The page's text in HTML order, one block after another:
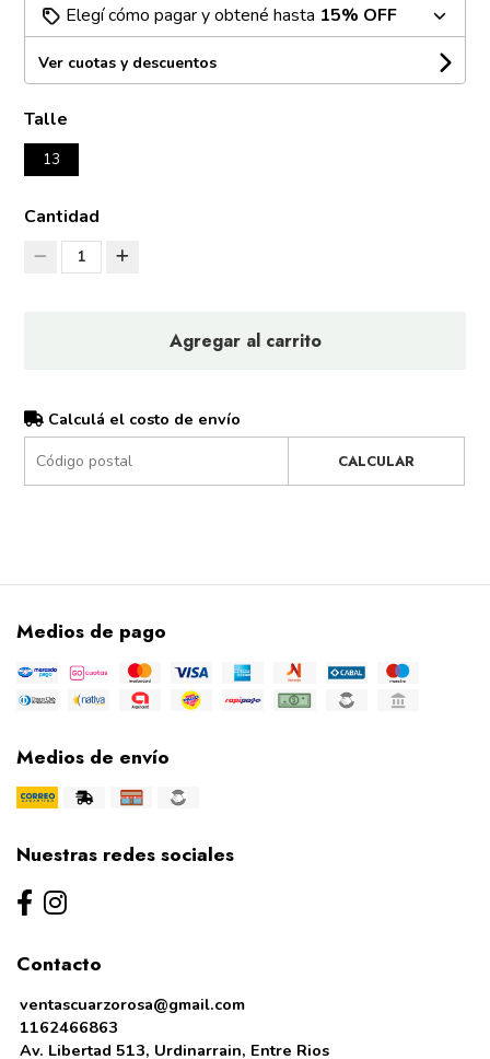
Elegí cómo pagar y obtené hasta 15% OFF
Ver cuotas y descuentos
Talle
13
Cantidad
1
Agregar al carrito
Calculá el costo de envío
CALCULAR
Medios de pago
Medios de envío
Nuestras redes sociales
Contacto
ventascuarzorosa@gmail.com
1162466863
Av. Libertad 513, Urdinarrain, Entre Rios